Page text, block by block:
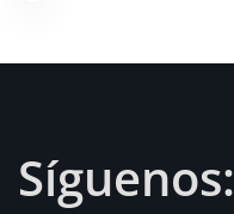
Síguenos: